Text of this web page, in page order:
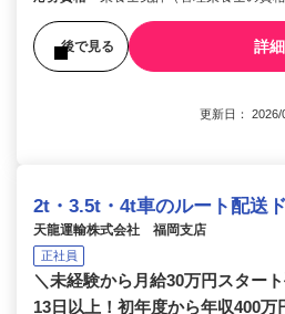
後で見る 詳
更新日：
2t・3.5t・4t車のルート配送
天龍運輸株式会社 福岡支店
正社員
＼未経験から月給30万円スター
13日以上！初年度から年収400万